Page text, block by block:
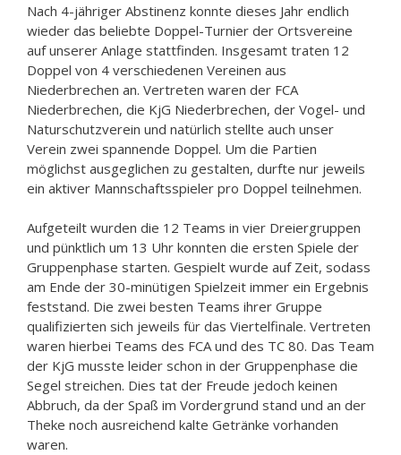
Nach 4-jähriger Abstinenz konnte dieses Jahr endlich
wieder das beliebte Doppel-Turnier der Ortsvereine
auf unserer Anlage stattfinden. Insgesamt traten 12
Doppel von 4 verschiedenen Vereinen aus
Niederbrechen an. Vertreten waren der FCA
Niederbrechen, die KjG Niederbrechen, der Vogel- und
Naturschutzverein und natürlich stellte auch unser
Verein zwei spannende Doppel. Um die Partien
möglichst ausgeglichen zu gestalten, durfte nur jeweils
ein aktiver Mannschaftsspieler pro Doppel teilnehmen.
Aufgeteilt wurden die 12 Teams in vier Dreiergruppen
und pünktlich um 13 Uhr konnten die ersten Spiele der
Gruppenphase starten. Gespielt wurde auf Zeit, sodass
am Ende der 30-minütigen Spielzeit immer ein Ergebnis
feststand. Die zwei besten Teams ihrer Gruppe
qualifizierten sich jeweils für das Viertelfinale. Vertreten
waren hierbei Teams des FCA und des TC 80. Das Team
der KjG musste leider schon in der Gruppenphase die
Segel streichen. Dies tat der Freude jedoch keinen
Abbruch, da der Spaß im Vordergrund stand und an der
Theke noch ausreichend kalte Getränke vorhanden
waren.